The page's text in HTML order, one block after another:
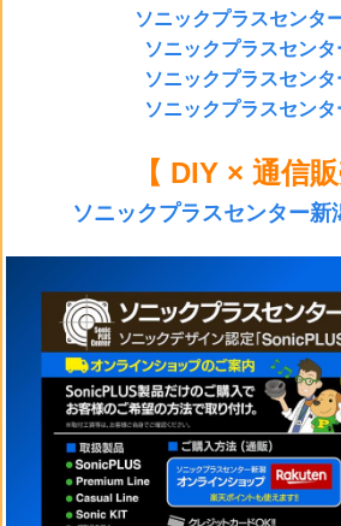
ソニックプラスセンタ
ソニックプラスセン
ソニックプラスセンタ
ソニックプラスセン
【 DIY × 通信販
ソニックプラスセンター新